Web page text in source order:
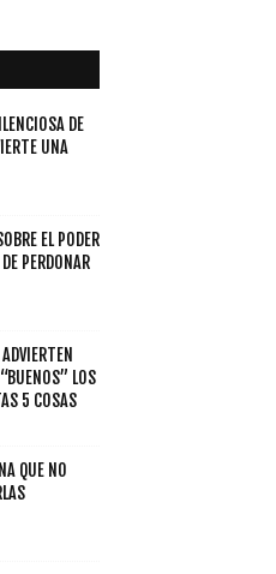
DE
UNA
EL PODER
PERDONAR
LOS
5 COSAS
QUE NO